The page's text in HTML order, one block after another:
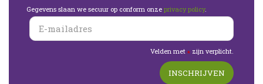
Gegevens slaan we secuur op conform onze privacy policy.
Velden met * zijn verplicht.